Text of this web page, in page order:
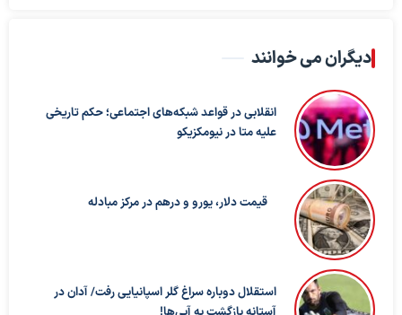
دیگران می خوانند
انقلابی در قواعد شبکه‌های اجتماعی؛ حکم تاریخی
علیه متا در نیومکزیکو
قیمت دلار، یورو و درهم در مرکز مبادله
استقلال دوباره سراغ گلر اسپانیایی رفت/ آدان در